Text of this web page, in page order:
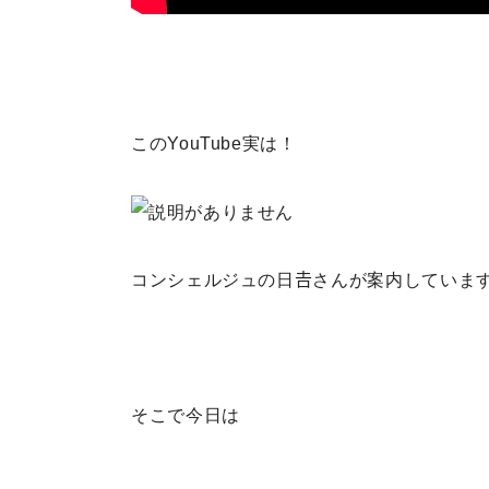
このYouTube実は！
コンシェルジュの日𠮷さんが案内していま
そこで今日は